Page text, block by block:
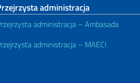
administracja
administracja – Ambasada
administracja – MAECI